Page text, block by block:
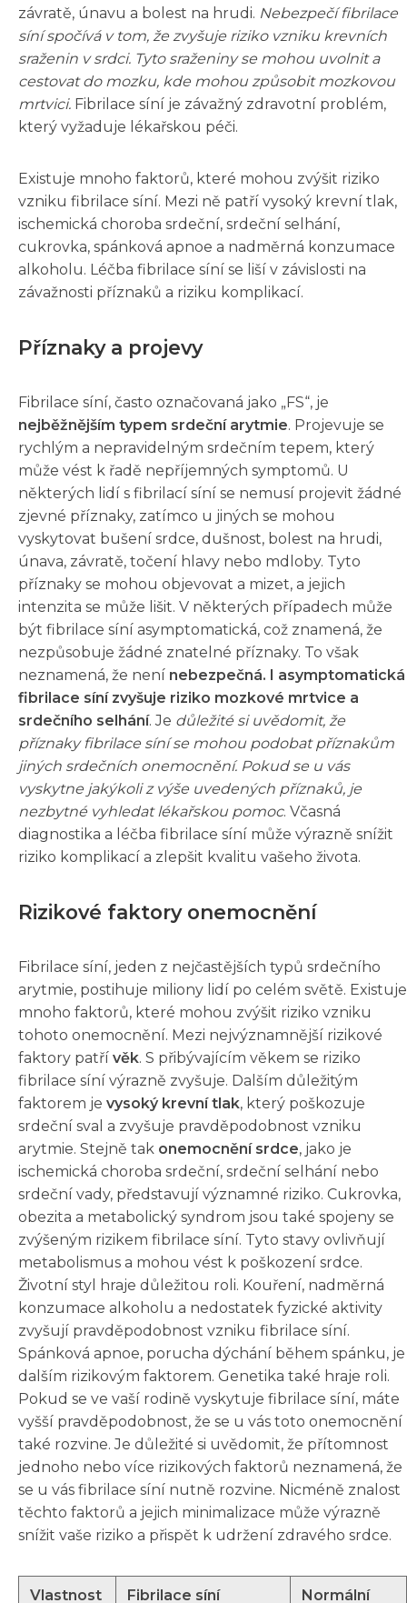
závratě, únavu a bolest na hrudi. Nebezpečí fibrilace
síní spočívá v tom, že zvyšuje riziko vzniku krevních
sraženin v srdci. Tyto sraženiny se mohou uvolnit a
cestovat do mozku, kde mohou způsobit mozkovou
mrtvici. Fibrilace síní je závažný zdravotní problém,
který vyžaduje lékařskou péči.
Existuje mnoho faktorů, které mohou zvýšit riziko
vzniku fibrilace síní. Mezi ně patří vysoký krevní tlak,
ischemická choroba srdeční, srdeční selhání,
cukrovka, spánková apnoe a nadměrná konzumace
alkoholu. Léčba fibrilace síní se liší v závislosti na
závažnosti příznaků a riziku komplikací.
Příznaky a projevy
Fibrilace síní, často označovaná jako „FS“, je
nejběžnějším typem srdeční arytmie. Projevuje se
rychlým a nepravidelným srdečním tepem, který
může vést k řadě nepříjemných symptomů. U
některých lidí s fibrilací síní se nemusí projevit žádné
zjevné příznaky, zatímco u jiných se mohou
vyskytovat bušení srdce, dušnost, bolest na hrudi,
únava, závratě, točení hlavy nebo mdloby. Tyto
příznaky se mohou objevovat a mizet, a jejich
intenzita se může lišit. V některých případech může
být fibrilace síní asymptomatická, což znamená, že
nezpůsobuje žádné znatelné příznaky. To však
neznamená, že není nebezpečná. I asymptomatická
fibrilace síní zvyšuje riziko mozkové mrtvice a
srdečního selhání. Je důležité si uvědomit, že
příznaky fibrilace síní se mohou podobat příznakům
jiných srdečních onemocnění. Pokud se u vás
vyskytne jakýkoli z výše uvedených příznaků, je
nezbytné vyhledat lékařskou pomoc. Včasná
diagnostika a léčba fibrilace síní může výrazně snížit
riziko komplikací a zlepšit kvalitu vašeho života.
Rizikové faktory onemocnění
Fibrilace síní, jeden z nejčastějších typů srdečního
arytmie, postihuje miliony lidí po celém světě. Existuje
mnoho faktorů, které mohou zvýšit riziko vzniku
tohoto onemocnění. Mezi nejvýznamnější rizikové
faktory patří věk. S přibývajícím věkem se riziko
fibrilace síní výrazně zvyšuje. Dalším důležitým
faktorem je vysoký krevní tlak, který poškozuje
srdeční sval a zvyšuje pravděpodobnost vzniku
arytmie. Stejně tak onemocnění srdce, jako je
ischemická choroba srdeční, srdeční selhání nebo
srdeční vady, představují významné riziko. Cukrovka,
obezita a metabolický syndrom jsou také spojeny se
zvýšeným rizikem fibrilace síní. Tyto stavy ovlivňují
metabolismus a mohou vést k poškození srdce.
Životní styl hraje důležitou roli. Kouření, nadměrná
konzumace alkoholu a nedostatek fyzické aktivity
zvyšují pravděpodobnost vzniku fibrilace síní.
Spánková apnoe, porucha dýchání během spánku, je
dalším rizikovým faktorem. Genetika také hraje roli.
Pokud se ve vaší rodině vyskytuje fibrilace síní, máte
vyšší pravděpodobnost, že se u vás toto onemocnění
také rozvine. Je důležité si uvědomit, že přítomnost
jednoho nebo více rizikových faktorů neznamená, že
se u vás fibrilace síní nutně rozvine. Nicméně znalost
těchto faktorů a jejich minimalizace může výrazně
snížit vaše riziko a přispět k udržení zdravého srdce.
Vlastnost Fibrilace síní Normální